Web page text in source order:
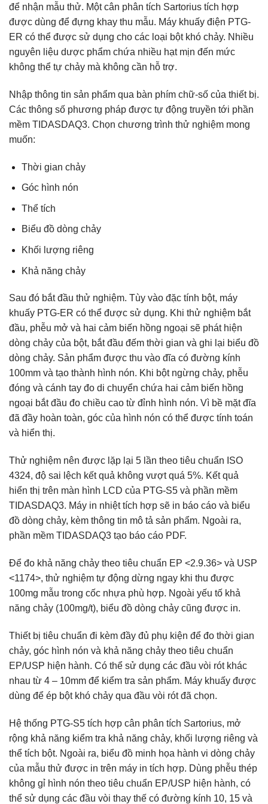
để nhận mẫu thử. Một cân phân tích Sartorius tích hợp
được dùng để đựng khay thu mẫu. Máy khuấy điện PTG-
ER có thể được sử dụng cho các loại bột khó chảy. Nhiều
nguyên liệu dược phẩm chứa nhiều hạt mịn đến mức
không thể tự chảy mà không cần hỗ trợ.
Nhập thông tin sản phẩm qua bàn phím chữ-số của thiết bị.
Các thông số phương pháp được tự động truyền tới phần
mềm TIDASDAQ3. Chọn chương trình thử nghiệm mong
muốn:
Thời gian chảy
Góc hình nón
Thể tích
Biểu đồ dòng chảy
Khối lượng riêng
Khả năng chảy
Sau đó bắt đầu thử nghiệm. Tùy vào đặc tính bột, máy
khuấy PTG-ER có thể được sử dụng. Khi thử nghiệm bắt
đầu, phễu mở và hai cảm biến hồng ngoại sẽ phát hiện
dòng chảy của bột, bắt đầu đếm thời gian và ghi lại biểu đồ
dòng chảy. Sản phẩm được thu vào đĩa có đường kính
100mm và tạo thành hình nón. Khi bột ngừng chảy, phễu
đóng và cánh tay đo di chuyển chứa hai cảm biến hồng
ngoại bắt đầu đo chiều cao từ đỉnh hình nón. Vì bề mặt đĩa
đã đầy hoàn toàn, góc của hình nón có thể được tính toán
và hiển thị.
Thử nghiệm nên được lặp lại 5 lần theo tiêu chuẩn ISO
4324, độ sai lệch kết quả không vượt quá 5%. Kết quả
hiển thị trên màn hình LCD của PTG-S5 và phần mềm
TIDASDAQ3. Máy in nhiệt tích hợp sẽ in báo cáo và biểu
đồ dòng chảy, kèm thông tin mô tả sản phẩm. Ngoài ra,
phần mềm TIDASDAQ3 tạo báo cáo PDF.
Để đo khả năng chảy theo tiêu chuẩn EP <2.9.36> và USP
<1174>, thử nghiệm tự động dừng ngay khi thu được
100mg mẫu trong cốc nhựa phù hợp. Ngoài yếu tố khả
năng chảy (100mg/t), biểu đồ dòng chảy cũng được in.
Thiết bị tiêu chuẩn đi kèm đầy đủ phụ kiện để đo thời gian
chảy, góc hình nón và khả năng chảy theo tiêu chuẩn
EP/USP hiện hành. Có thể sử dụng các đầu vòi rót khác
nhau từ 4 – 10mm để kiểm tra sản phẩm. Máy khuấy được
dùng để ép bột khó chảy qua đầu vòi rót đã chọn.
Hệ thống PTG-S5 tích hợp cân phân tích Sartorius, mở
rộng khả năng kiểm tra khả năng chảy, khối lượng riêng và
thể tích bột. Ngoài ra, biểu đồ minh họa hành vi dòng chảy
của mẫu thử được in trên máy in tích hợp. Dùng phễu thép
không gỉ hình nón theo tiêu chuẩn EP/USP hiện hành, có
thể sử dụng các đầu vòi thay thế có đường kính 10, 15 và